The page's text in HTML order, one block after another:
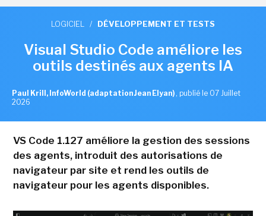
LOGICIEL / DÉVELOPPEMENT ET TESTS
Visual Studio Code améliore les
outils destinés aux agents IA
Paul Krill, InfoWorld (adaptation Jean Elyan) , publié le 07 Juillet
2026
VS Code 1.127 améliore la gestion des sessions
des agents, introduit des autorisations de
navigateur par site et rend les outils de
navigateur pour les agents disponibles.